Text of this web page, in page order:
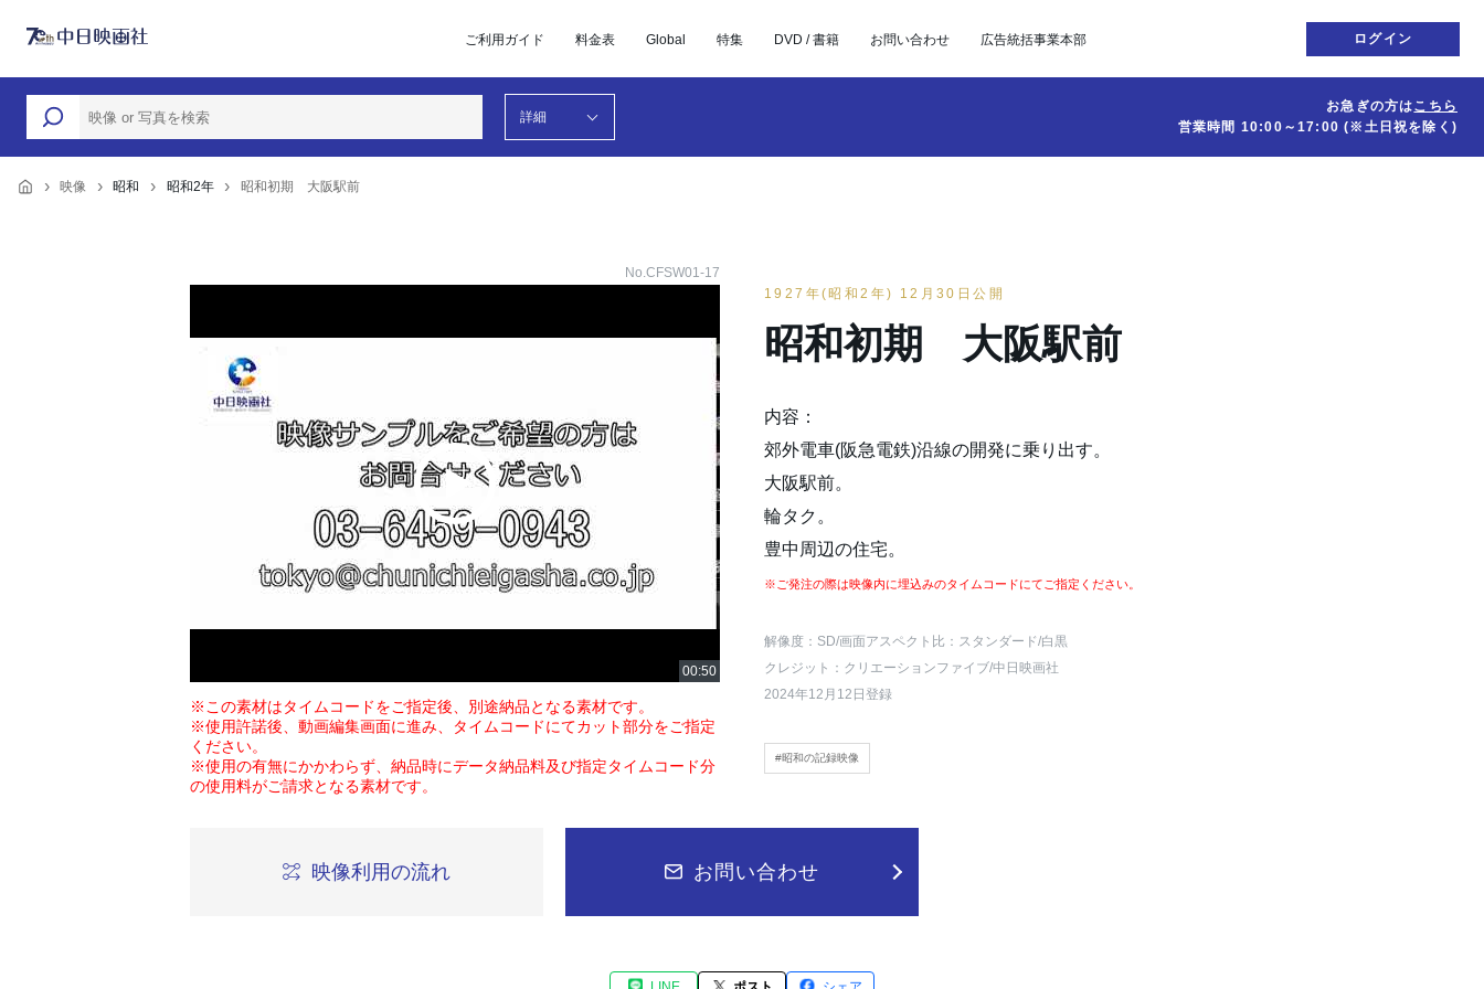
ご利用ガイド 料金表 Global 特集 DVD / 書籍 お問い合わせ 広告統括事業本部 ログイン
詳細
お急ぎの方はこちら
営業時間 10:00～17:00(※土日祝を除く)
映像 昭和 昭和2年 昭和初期 大阪駅前
No.CFSW01-17
※この素材はタイムコードをご指定後、別途納品となる素材です。
※使用許諾後、動画編集画面に進み、タイムコードにてカット部分をご指定
ください。
※使用の有無にかかわらず、納品時にデータ納品料及び指定タイムコード分
の使用料がご請求となる素材です。
1927年(昭和2年) 12月30日公開
昭和初期 大阪駅前
内容：
郊外電車(阪急電鉄)沿線の開発に乗り出す。
大阪駅前。
輪タク。
豊中周辺の住宅。
※ご発注の際は映像内に埋込みのタイムコードにてご指定ください。
解像度：SD/画面アスペクト比：スタンダード/白黒
クレジット：クリエーションファイブ/中日映画社
2024年12月12日登録
#昭和の記録映像
映像利用の流れ お問い合わせ